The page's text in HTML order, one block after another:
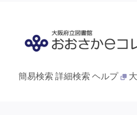
簡易検索 詳細検索 ヘルプ